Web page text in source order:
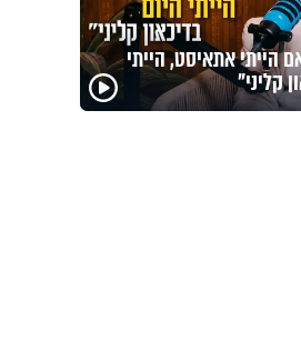
הייתי אתאיסט, הייתי
קליני"